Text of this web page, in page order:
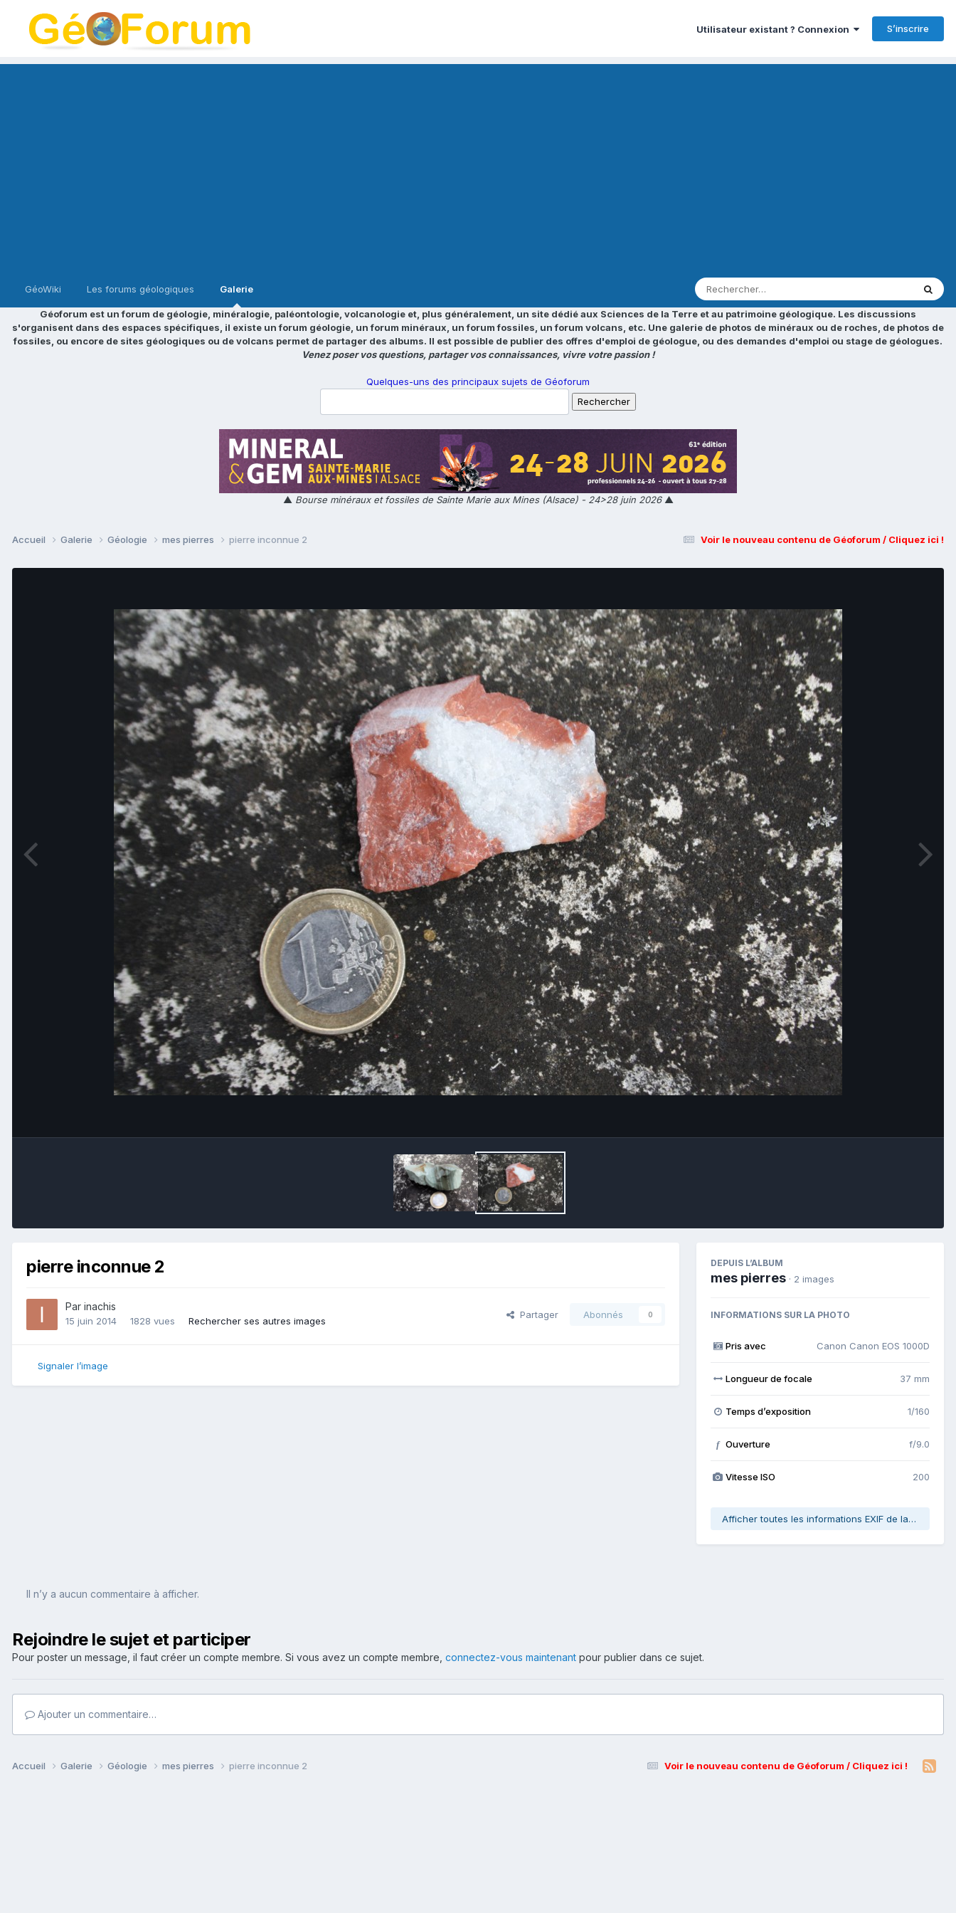
Utilisateur existant ? Connexion S’inscrire
GéoWiki Les forums géologiques Galerie
Géoforum est un forum de géologie, minéralogie, paléontologie, volcanologie et, plus généralement, un site dédié aux Sciences de la Terre et au patrimoine géologique. Les discussions
s'organisent dans des espaces spécifiques, il existe un forum géologie, un forum minéraux, un forum fossiles, un forum volcans, etc. Une galerie de photos de minéraux ou de roches, de photos de
fossiles, ou encore de sites géologiques ou de volcans permet de partager des albums. Il est possible de publier des offres d'emploi de géologue, ou des demandes d'emploi ou stage de géologues.
Venez poser vos questions, partager vos connaissances, vivre votre passion !
Quelques-uns des principaux sujets de Géoforum
▲ Bourse minéraux et fossiles de Sainte Marie aux Mines (Alsace) - 24>28 juin 2026▲
Voir le nouveau contenu de Géoforum / Cliquez ici !
Accueil Galerie Géologie mes pierres pierre inconnue 2
pierre inconnue 2
Par inachis
15 juin 2014 1828 vues Rechercher ses autres images
Partager Abonnés 0
Signaler l’image
DEPUIS L’ALBUM
mes pierres · 2 images
INFORMATIONS SUR LA PHOTO
Pris avec Canon Canon EOS 1000D
Longueur de focale 37 mm
Temps d’exposition 1/160
f Ouverture f/9.0
Vitesse ISO 200
Afficher toutes les informations EXIF de la photo
Il n’y a aucun commentaire à afficher.
Rejoindre le sujet et participer
Pour poster un message, il faut créer un compte membre. Si vous avez un compte membre, connectez-vous maintenant pour publier dans ce sujet.
Ajouter un commentaire…
Voir le nouveau contenu de Géoforum / Cliquez ici !
Accueil Galerie Géologie mes pierres pierre inconnue 2